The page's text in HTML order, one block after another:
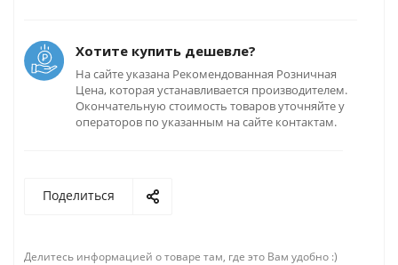
Хотите купить дешевле?
На сайте указана Рекомендованная Розничная
Цена, которая устанавливается производителем.
Окончательную стоимость товаров уточняйте у
операторов по указанным на сайте контактам.
Поделиться
Делитесь информацией о товаре там, где это Вам удобно :)